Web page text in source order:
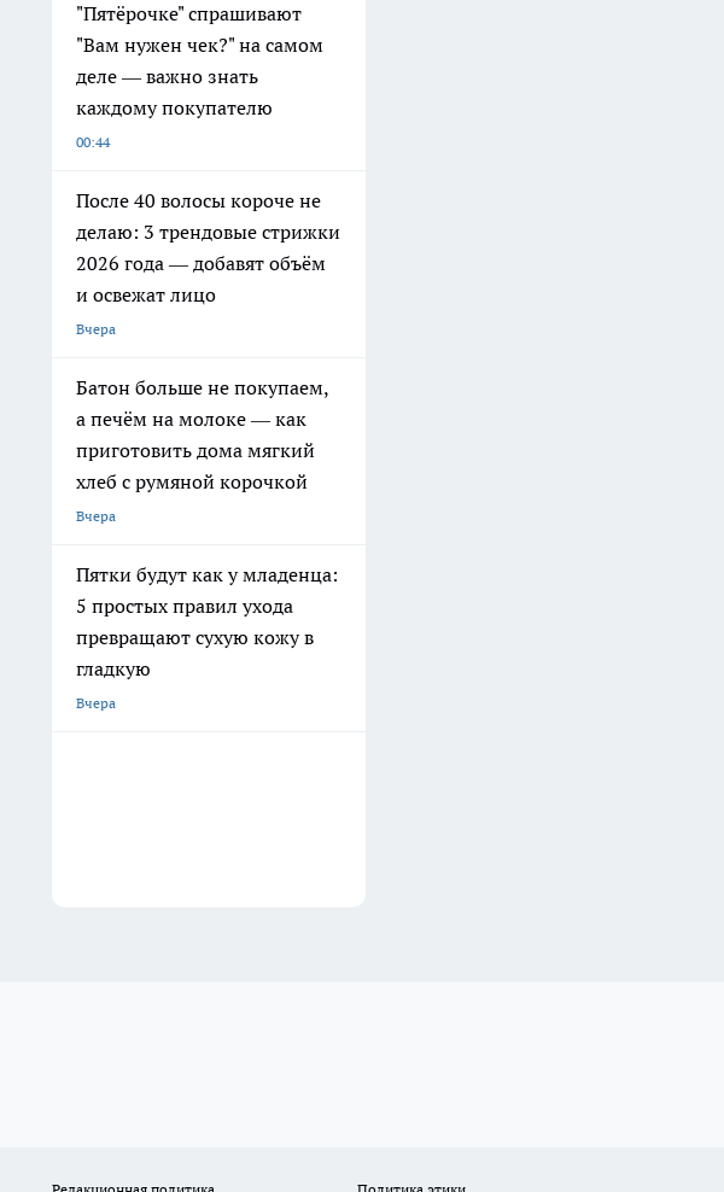
"Пятёрочке" спрашивают
"Вам нужен чек?" на самом
деле — важно знать
каждому покупателю
00:44
После 40 волосы короче не
делаю: 3 трендовые стрижки
2026 года — добавят объём
и освежат лицо
Вчера
Батон больше не покупаем,
а печём на молоке — как
приготовить дома мягкий
хлеб с румяной корочкой
Вчера
Пятки будут как у младенца:
5 простых правил ухода
превращают сухую кожу в
гладкую
Вчера